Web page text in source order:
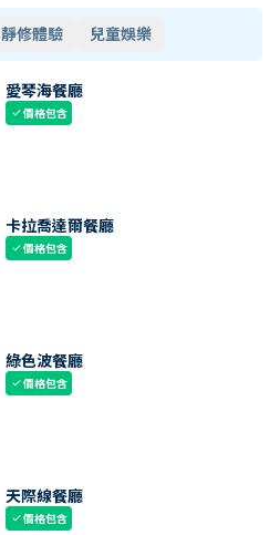
靜修體驗 兒童娛樂
愛琴海餐廳
check價格包含
卡拉喬達爾餐廳
check價格包含
綠色波餐廳
check價格包含
天際線餐廳
check價格包含